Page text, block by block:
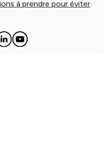
à prendre pour éviter